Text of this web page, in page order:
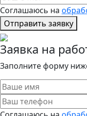
Соглашаюсь на
Отправить заявку
Заявка на
Заполните форму